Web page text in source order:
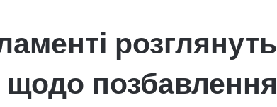
розглянуть
позбавлення